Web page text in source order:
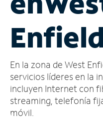
cuenta
Encuentra
tienda
En la zona de West
servicios líderes en la
incluyen Internet con
streaming, telefonía
móvil.